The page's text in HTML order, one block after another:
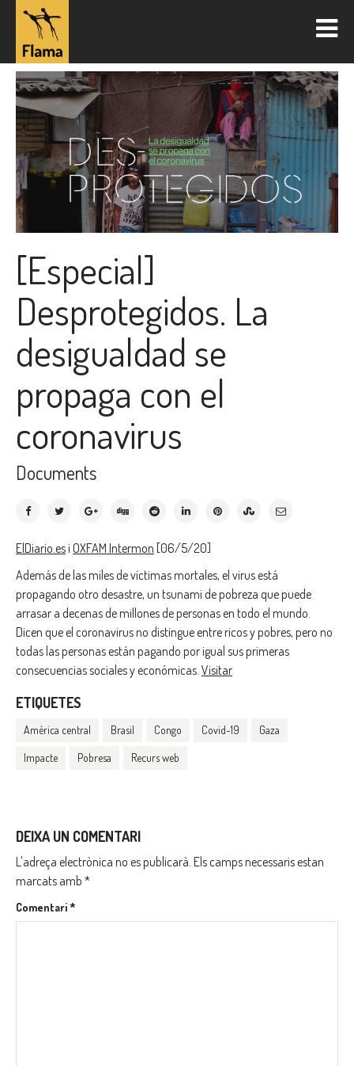
[Especial]
Desprotegidos. La
desigualdad se
propaga con el
coronavirus
Documents
ElDiario.esi OXFAM Intermon [06/5/20]
Además de las miles de víctimas mortales, el virus está
propagando otro desastre, un tsunami de pobreza que puede
arrasar a decenas de millones de personas en todo el mundo.
Dicen que el coronavirus no distingue entre ricos y pobres, pero no
todas las personas están pagando por igual sus primeras
consecuencias sociales y económicas. Visitar
ETIQUETES
Amèrica central Brasil Congo Covid-19 Gaza
Impacte Pobresa Recurs web
DEIXA UN COMENTARI
L'adreça electrònica no es publicarà. Els camps necessaris estan
marcats amb *
Comentari*